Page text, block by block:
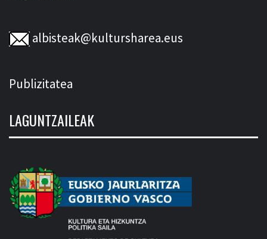
albisteak@kultursharea.eus
Publizitatea
LAGUNTZAILEAK